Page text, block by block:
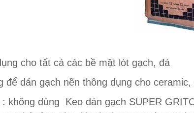
cho tất cả các bề mặt lót gạch, đá
để dán gạch nền thông dụng cho ceramic,
: không dùng Keo dán gạch SUPER